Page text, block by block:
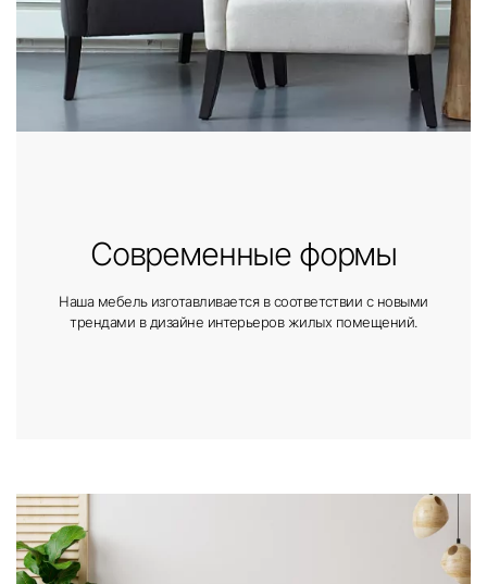
Современные формы
Наша мебель изготавливается в соответствии с новыми
трендами в дизайне интерьеров жилых помещений.